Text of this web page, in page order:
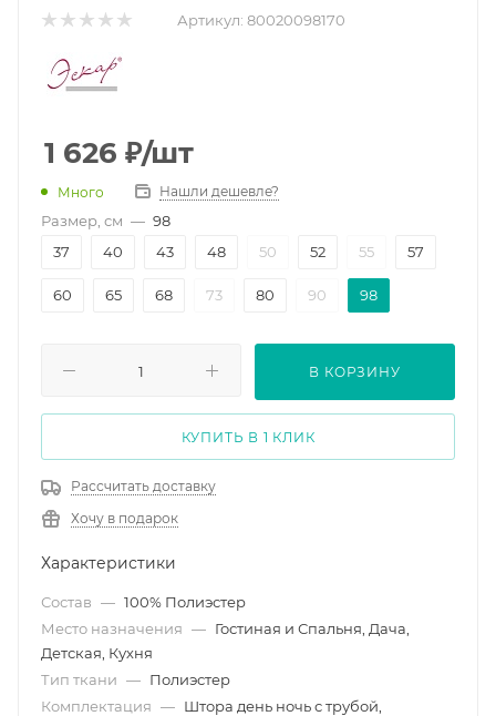
Артикул: 80020098170
1 626 ₽/шт
Много Нашли дешевле?
Размер, см — 98
37
40 43 48 50 52 55 57
60 65 68 73 80 90 98
В КОРЗИНУ
КУПИТЬ В 1 КЛИК
Рассчитать доставку
Хочу в подарок
Характеристики
Состав — 100% Полиэстер
Место назначения — Гостиная и Спальня, Дача,
Детская, Кухня
Тип ткани — Полиэстер
Комплектация — Штора день ночь с трубой,